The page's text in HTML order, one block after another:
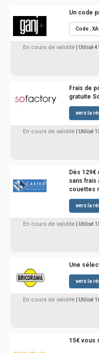
Un code
Code :
En cours de validité | Utilisé
Frais de
gratuite
vers la
En cours de validité | Utilisé
Dès 129€
sans frais
couettes
vers la
En cours de validité | Utilisé
Une
vers la
En cours de validité | Utilisé
15€ vous